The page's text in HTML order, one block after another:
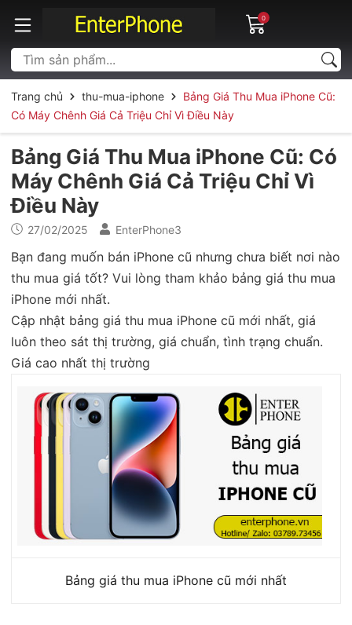
0
Trang chủ thu-mua-iphone
Bảng Giá Thu Mua iPhone Cũ:
Có Máy Chênh Giá Cả Triệu Chỉ Vì Điều Này
Bảng Giá Thu Mua iPhone Cũ: Có
Máy Chênh Giá Cả Triệu Chỉ Vì
Điều Này
27/02/2025 EnterPhone3
Bạn đang muốn bán iPhone cũ nhưng chưa biết nơi nào
thu mua giá tốt? Vui lòng tham khảo bảng giá thu mua
iPhone mới nhất.
Cập nhật bảng giá thu mua iPhone cũ mới nhất, giá
luôn theo sát thị trường, giá chuẩn, tình trạng chuẩn.
Giá cao nhất thị trường
Bảng giá thu mua iPhone cũ mới nhất